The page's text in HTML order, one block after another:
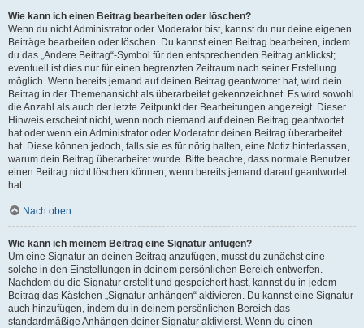
Wie kann ich einen Beitrag bearbeiten oder löschen?
Wenn du nicht Administrator oder Moderator bist, kannst du nur deine eigenen
Beiträge bearbeiten oder löschen. Du kannst einen Beitrag bearbeiten, indem
du das „Ändere Beitrag“-Symbol für den entsprechenden Beitrag anklickst;
eventuell ist dies nur für einen begrenzten Zeitraum nach seiner Erstellung
möglich. Wenn bereits jemand auf deinen Beitrag geantwortet hat, wird dein
Beitrag in der Themenansicht als überarbeitet gekennzeichnet. Es wird sowohl
die Anzahl als auch der letzte Zeitpunkt der Bearbeitungen angezeigt. Dieser
Hinweis erscheint nicht, wenn noch niemand auf deinen Beitrag geantwortet
hat oder wenn ein Administrator oder Moderator deinen Beitrag überarbeitet
hat. Diese können jedoch, falls sie es für nötig halten, eine Notiz hinterlassen,
warum dein Beitrag überarbeitet wurde. Bitte beachte, dass normale Benutzer
einen Beitrag nicht löschen können, wenn bereits jemand darauf geantwortet
hat.
Nach oben
Wie kann ich meinem Beitrag eine Signatur anfügen?
Um eine Signatur an deinen Beitrag anzufügen, musst du zunächst eine
solche in den Einstellungen in deinem persönlichen Bereich entwerfen.
Nachdem du die Signatur erstellt und gespeichert hast, kannst du in jedem
Beitrag das Kästchen „Signatur anhängen“ aktivieren. Du kannst eine Signatur
auch hinzufügen, indem du in deinem persönlichen Bereich das
standardmäßige Anhängen deiner Signatur aktivierst. Wenn du einen